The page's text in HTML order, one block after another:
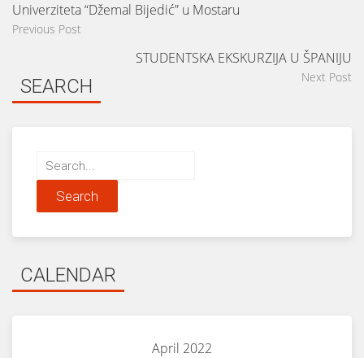
Univerziteta “Džemal Bijedić” u Mostaru
Previous Post
STUDENTSKA EKSKURZIJA U ŠPANIJU
Next Post
SEARCH
Search
for:
CALENDAR
April 2022